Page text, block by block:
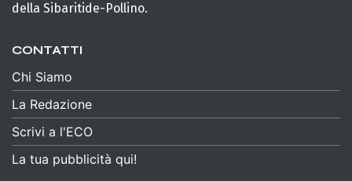
della Sibaritide-Pollino.
CONTATTI
Chi Siamo
La Redazione
Scrivi a l'ECO
La tua pubblicità qui!